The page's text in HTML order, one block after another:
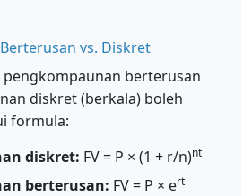
vs. Diskret
pengkompaunan berterusan
diskret (berkala) boleh
formula:
diskret: FV = P × (1 + r/n)nt
berterusan: FV = P × ert